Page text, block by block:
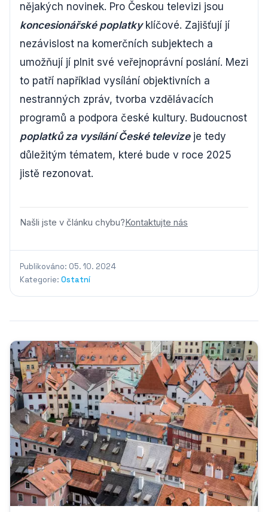
nějakých novinek. Pro Českou televizi jsou
koncesionářské poplatkyklíčové. Zajišťují jí
nezávislost na komerčních subjektech a
umožňují jí plnit své veřejnoprávní poslání. Mezi
to patří například vysílání objektivních a
nestranných zpráv, tvorba vzdělávacích
programů a podpora české kultury. Budoucnost
poplatků za vysílání České televizeje tedy
důležitým tématem, které bude v roce 2025
jistě rezonovat.
Našli jste v článku chybu?Kontaktujte nás
Publikováno: 05. 10. 2024
Kategorie: Ostatní